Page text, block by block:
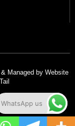
Managed by Website
WhatsApp us